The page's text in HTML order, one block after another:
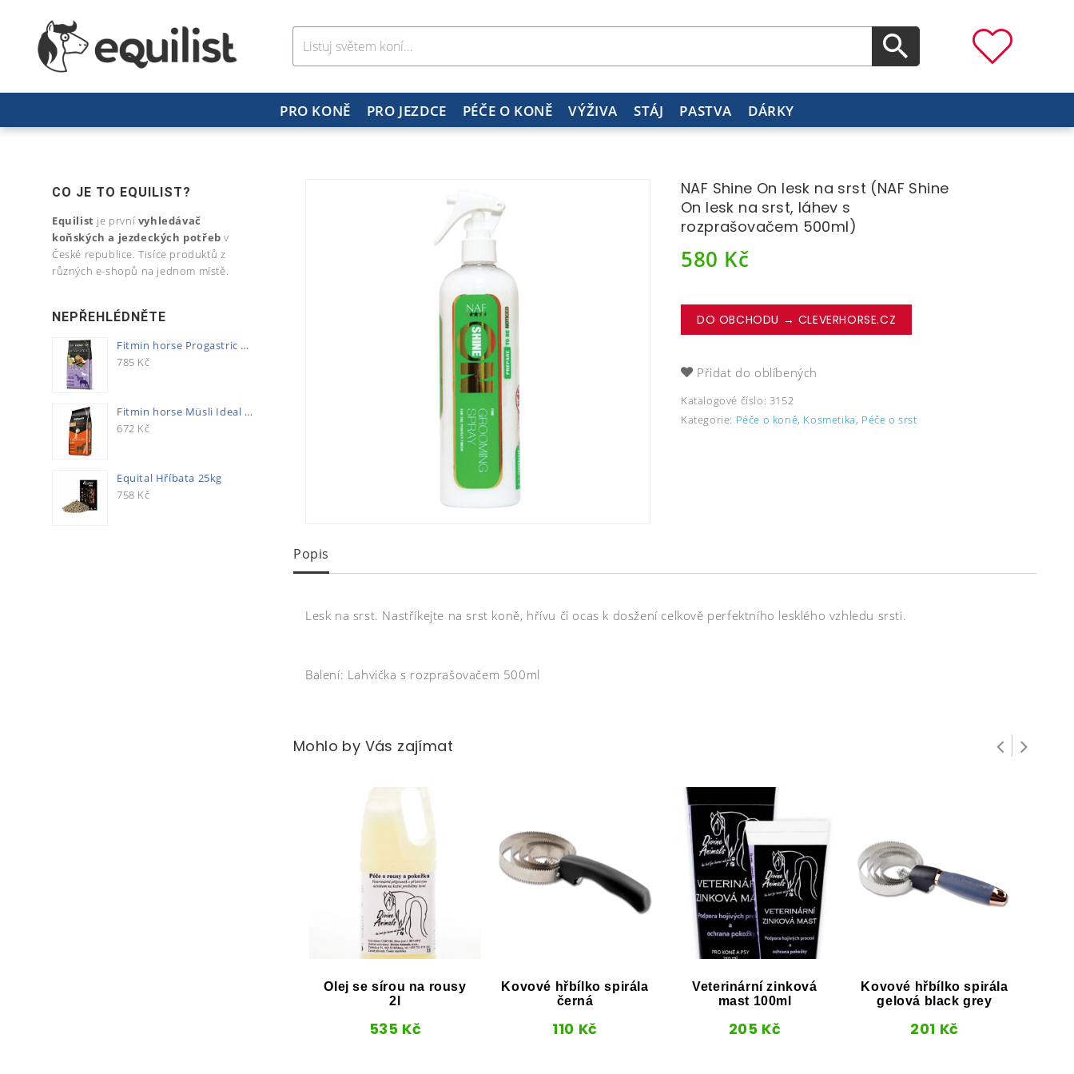
PRO KONĚ PRO JEZDCE PÉČE O KONĚ VÝŽIVA STÁJ PASTVA DÁRKY
NAF Shine On lesk na srst (NAF Shine
On lesk na srst, láhev s
rozprašovačem 500ml)
580 Kč
DO OBCHODU → CLEVERHORSE.CZ
Přidat do oblíbených
Katalogové číslo: 3152
Kategorie: Péče o koně, Kosmetika, Péče o srst
Popis
Lesk na srst. Nastříkejte na srst koně, hřívu či ocas k dosžení celkově perfektního lesklého vzhledu srsti.
Balení: Lahvička s rozprašovačem 500ml
Mohlo by Vás zajímat
Olej se sírou na rousy
2l
535 Kč
Kovové hřbílko spirála
černá
110 Kč
Veterinární zinková
mast 100ml
205 Kč
Kovové hřbílko spirála
gelová black grey
201 Kč
CO JE TO EQUILIST?
Equilist je první vyhledávač
koňských a jezdeckých potřeb v
České republice. Tisíce produktů z
různých e-shopů na jednom místě.
NEPŘEHLÉDNĚTE
Fitmin horse Progastric 20kg
785 Kč
Fitmin horse Müsli Ideal 20kg
672 Kč
Equital Hříbata 25kg
758 Kč